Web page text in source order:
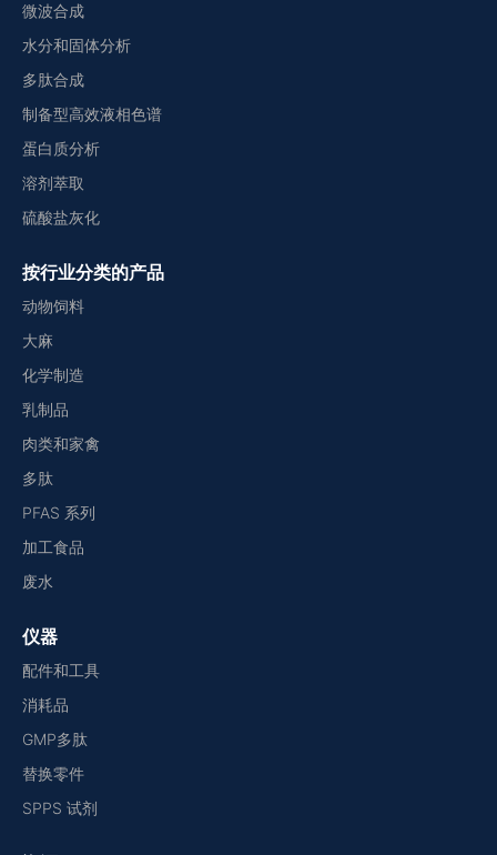
微波合成
水分和固体分析
多肽合成
制备型高效液相色谱
蛋白质分析
溶剂萃取
硫酸盐灰化
按行业分类的产品
动物饲料
大麻
化学制造
乳制品
肉类和家禽
多肽
PFAS 系列
加工食品
废水
仪器
配件和工具
消耗品
GMP多肽
替换零件
SPPS 试剂